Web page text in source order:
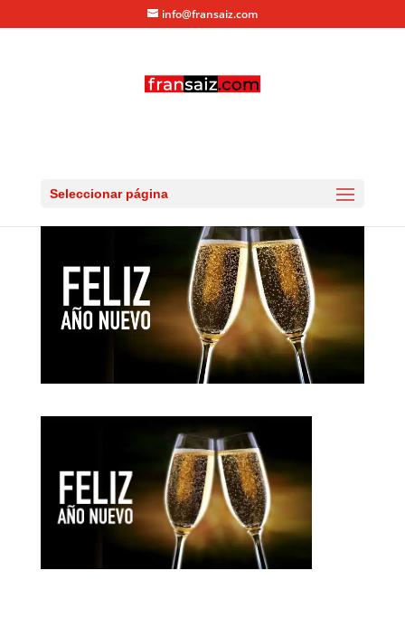
info@fransaiz.com
Seleccionar página